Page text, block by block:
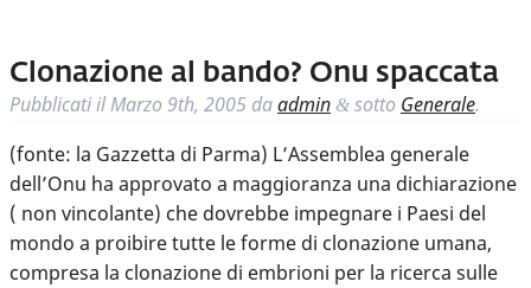
Clonazione al bando? Onu spaccata
Pubblicati ilMarzo 9th, 2005 daadmin & sotto Generale.
(fonte: la Gazzetta di Parma) L’Assemblea generale
dell’Onu ha approvato a maggioranza una dichiarazione
( non vincolante) che dovrebbe impegnare i Paesi del
mondo a proibire tutte le forme di clonazione umana,
compresa la clonazione di embrioni per la ricerca sulle